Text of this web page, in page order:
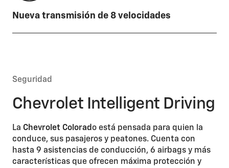
Nueva transmisión de 8 velocidades
Seguridad
Chevrolet Intelligent Driving
La Chevrolet Colorado está pensada para quien la
conduce, sus pasajeros y peatones. Cuenta con
hasta 9 asistencias de conducción, 6 airbags y más
características que ofrecen máxima protección y